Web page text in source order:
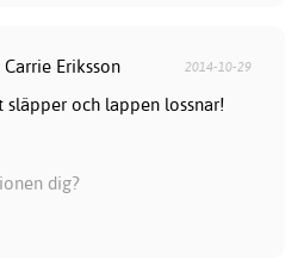
Eriksson 2014-10-29
släpper och lappen lossnar!
dig?